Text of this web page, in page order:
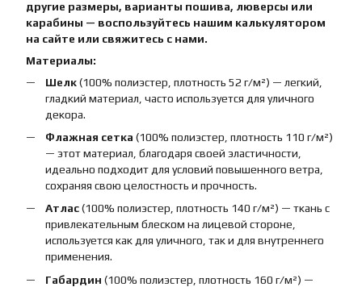
другие размеры, варианты пошива, люверсы или
карабины — воспользуйтесь нашим калькулятором
на сайте или свяжитесь с нами.
Материалы:
Шелк(100% полиэстер, плотность 52 г/м²) — легкий,
гладкий материал, часто используется для уличного
декора.
Флажная сетка (100% полиэстер, плотность 110 г/м²)
— этот материал, благодаря своей эластичности,
идеально подходит для условий повышенного ветра,
сохраняя свою целостность и прочность.
Атлас(100% полиэстер, плотность 140 г/м²) — ткань с
привлекательным блеском на лицевой стороне,
используется как для уличного, так и для внутреннего
применения.
Габардин (100% полиэстер, плотность 160 г/м²) —